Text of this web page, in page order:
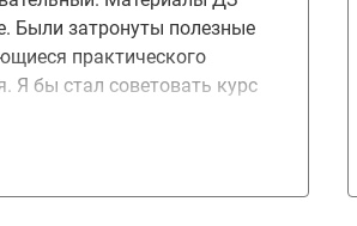
Были затронуты полезные
практического
Я бы стал советовать курс